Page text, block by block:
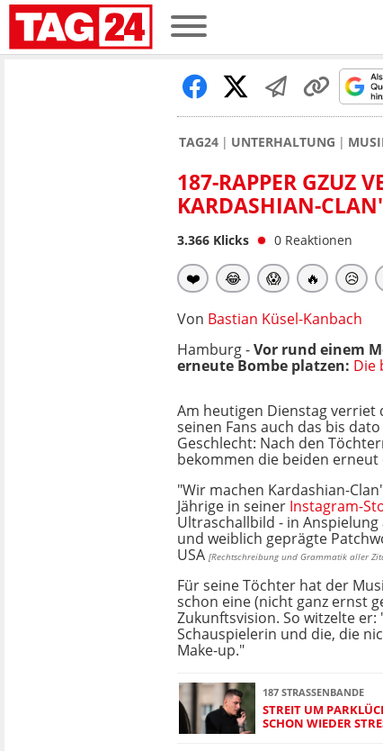
TAG24 UNTERHALTUNG
187-RAPPER GZUZ
KARDASHIAN-
3.366 Klicks 0 Reaktionen
❤️ 😂 😱 🔥 😥
Von Bastian Küsel-Kanbach
Hamburg -Vor rund einem
erneute Bombe platzen: Die
Am heutigen Dienstag verriet
seinen Fans auch das bis
Geschlecht: Nach den
bekommen die beiden erneut
"Wir machen Kardashian-
Jährige in seiner Instagram-
Ultraschallbild - in
und weiblich geprägte
USA [Rechtschreibung und Grammatik aller
Für seine Töchter hat der
schon eine (nicht ganz ernst
Zukunftsvision. So witzelte er:
Schauspielerin und die, die
Make-up."
187 STRASSENBANDE
STREIT UM
SCHON WIEDER